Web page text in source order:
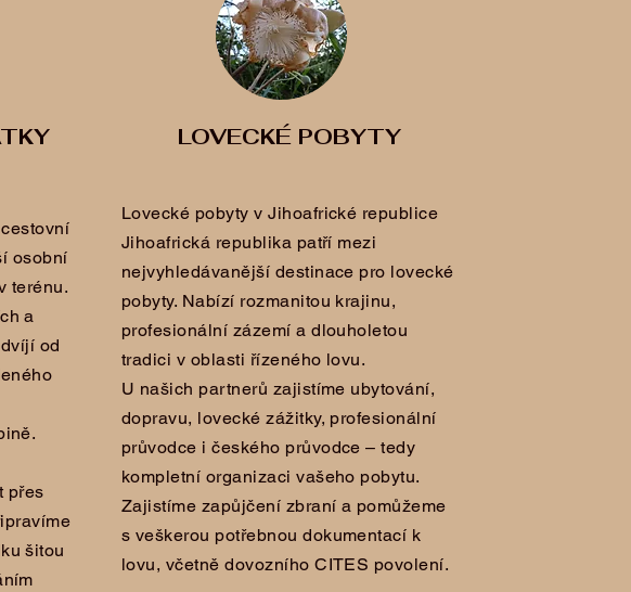
osobní
terénu.
a
od
přes
šitou
LOVECKÉ POBYTY
Lovecké pobyty v Jihoafrické republice
Jihoafrická republika patří mezi
nejvyhledávanější destinace pro lovecké
pobyty. Nabízí rozmanitou krajinu,
profesionální zázemí a dlouholetou
tradici v oblasti řízeného lovu.
U našich partnerů zajistíme ubytování,
dopravu, lovecké zážitky, profesionální
průvodce i českého průvodce – tedy
kompletní organizaci vašeho pobytu.
Zajistíme zapůjčení zbraní a pomůžeme
s veškerou potřebnou dokumentací k
lovu, včetně dovozního CITES povolení.